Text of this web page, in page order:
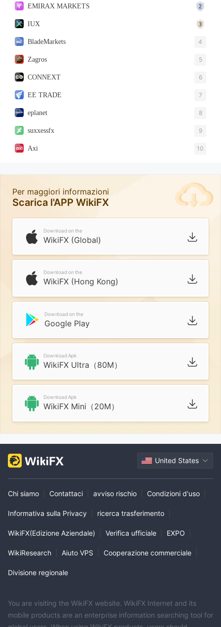
EMIRAX MARKETS
IUX
BladeMarkets 4
Zagros 5
CONNEXT 6
EE TRADE 7
eplanet 8
suxxessfx 9
Axi 10
Per maggiori informazioni
Scarica l'APP WikiFX
Download on the
WikiFX (Global)
Download on the
WikiFX (Hong Kong)
Download on the
Google Play
Download Apk
WikiFX Ultra（80M）
Download Apk
WikiFX Mini（20M）
United States
Chi siamo Contattaci avviso rischio Condizioni d'uso
Informativa sulla Privacy ricerca trasferimento
WikiFX(Edizione Aziendale) Verifica ufficiale EXPO
WikiResearch Aiuto VPS Cooperazione commerciale
Divisione regionale
You are visiting the WikiFX website. WikiFX Internet and its
mobile products are an enterprise information searching tool for